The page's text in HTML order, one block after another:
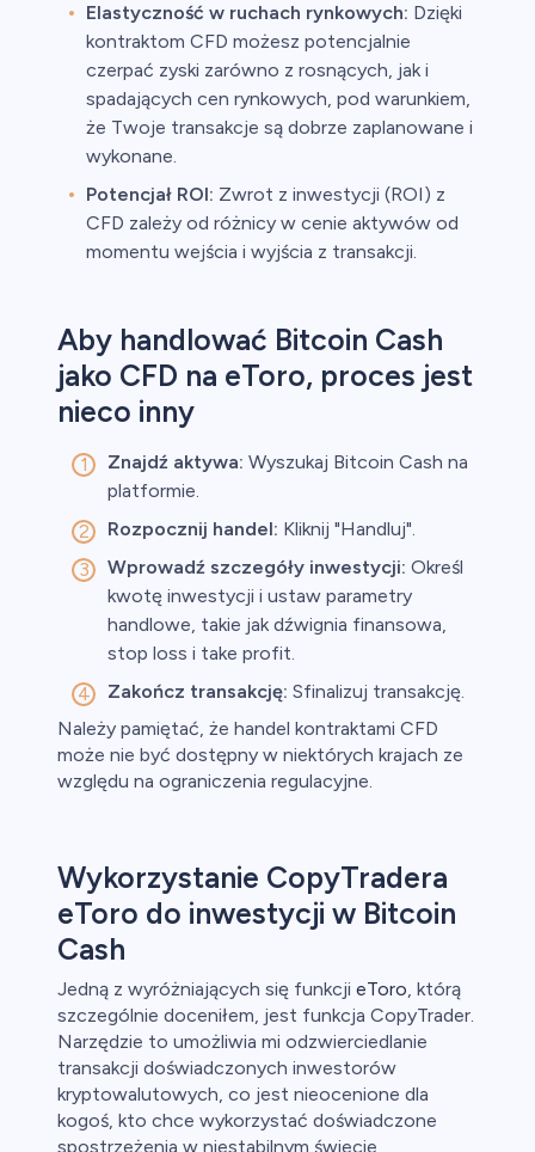
Elastyczność w ruchach rynkowych: Dzięki
kontraktom CFD możesz potencjalnie
czerpać zyski zarówno z rosnących, jak i
spadających cen rynkowych, pod warunkiem,
że Twoje transakcje są dobrze zaplanowane i
wykonane.
Potencjał ROI: Zwrot z inwestycji (ROI) z
CFD zależy od różnicy w cenie aktywów od
momentu wejścia i wyjścia z transakcji.
Aby handlować Bitcoin Cash
jako CFD na eToro, proces jest
nieco inny
Znajdź aktywa: Wyszukaj Bitcoin Cash na
platformie.
Rozpocznij handel: Kliknij "Handluj".
Wprowadź szczegóły inwestycji: Określ
kwotę inwestycji i ustaw parametry
handlowe, takie jak dźwignia finansowa,
stop loss i take profit.
Zakończ transakcję: Sfinalizuj transakcję.
Należy pamiętać, że handel kontraktami CFD
może nie być dostępny w niektórych krajach ze
względu na ograniczenia regulacyjne.
Wykorzystanie CopyTradera
eToro do inwestycji w Bitcoin
Cash
Jedną z wyróżniających się funkcji eToro, którą
szczególnie doceniłem, jest funkcja CopyTrader.
Narzędzie to umożliwia mi odzwierciedlanie
transakcji doświadczonych inwestorów
kryptowalutowych, co jest nieocenione dla
kogoś, kto chce wykorzystać doświadczone
spostrzeżenia w niestabilnym świecie